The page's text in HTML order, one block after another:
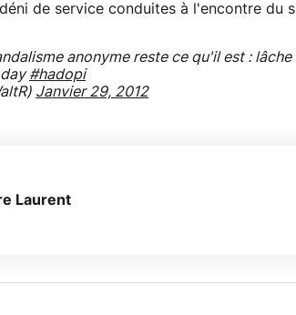
de service conduites à l'encontre du
anonyme reste ce qu'il est :
#hadopi
Janvier 29, 2012
Laurent